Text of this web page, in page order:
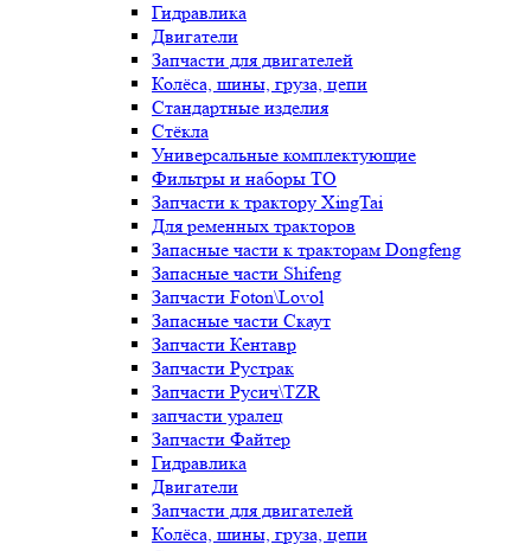
Гидравлика
Двигатели
Запчасти для двигателей
Колёса, шины, груза, цепи
Стандартные изделия
Стёкла
Универсальные комплектующие
Фильтры и наборы ТО
Запчасти к трактору XingTai
Для ременных тракторов
Запасные части к тракторам Dongfeng
Запасные части Shifeng
Запчасти Foton\Lovol
Запасные части Скаут
Запчасти Кентавр
Запчасти Рустрак
Запчасти Русич\TZR
запчасти уралец
Запчасти Файтер
Гидравлика
Двигатели
Запчасти для двигателей
Колёса, шины, груза, цепи